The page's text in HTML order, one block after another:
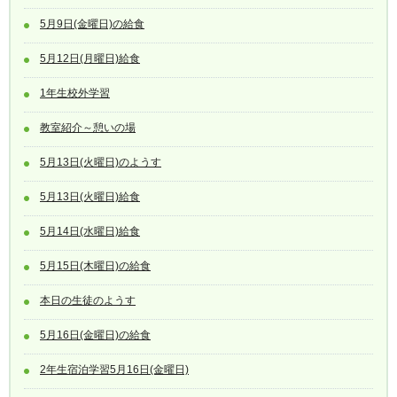
5月9日(金曜日)の給食
5月12日(月曜日)給食
1年生校外学習
教室紹介～憩いの場
5月13日(火曜日)のようす
5月13日(火曜日)給食
5月14日(水曜日)給食
5月15日(木曜日)の給食
本日の生徒のようす
5月16日(金曜日)の給食
2年生宿泊学習5月16日(金曜日)